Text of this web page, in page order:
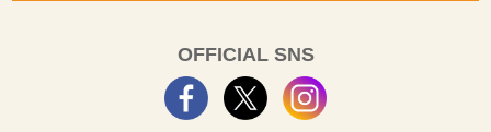
OFFICIAL SNS